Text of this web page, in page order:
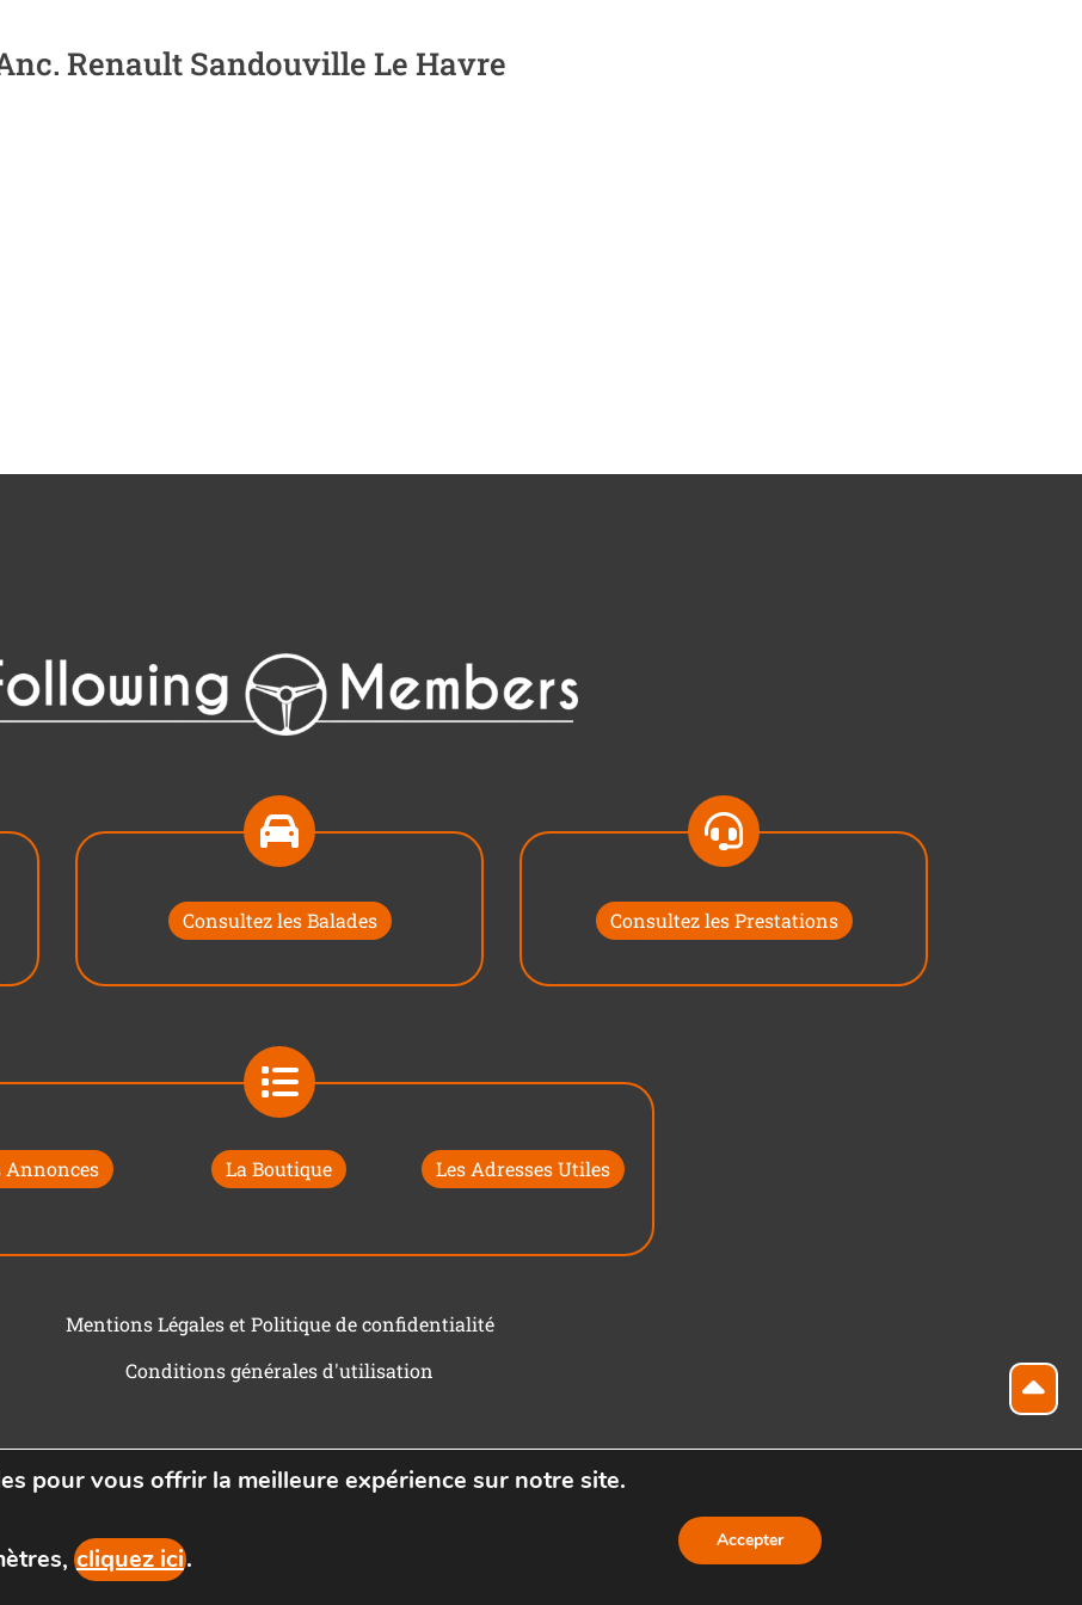
Renault Sandouville Le Havre
Consultez les Balades Consultez les Prestations
Annonces La Boutique Les Adresses Utiles
Mentions Légales et Politique de confidentialité
Conditions générales d'utilisation
pour vous offrir la meilleure expérience sur notre site.
cliquez ici.
Accepter